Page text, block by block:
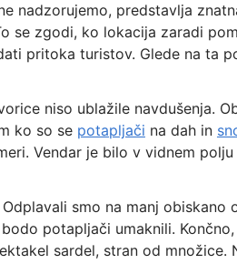
nadzorujemo, predstavlja
se zgodi, ko lokacija zaradi
pritoka turistov. Glede na ta
niso ublažile navdušenja.
ko so se potapljači na dah in
Vendar je bilo v vidnem
smo na manj obiskano
potapljači umaknili.
sardel, stran od množice.